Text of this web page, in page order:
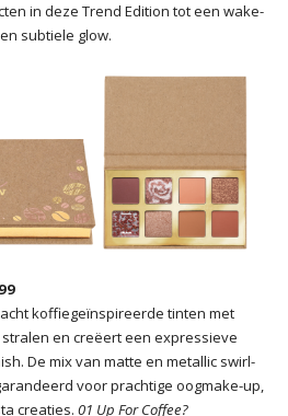
in deze Trend Edition tot een wake-
subtiele glow.
koffiegeïnspireerde tinten met
en creëert een expressieve
De mix van matte en metallic swirl-
voor prachtige oogmake-up,
creaties. 01 Up For Coffee?